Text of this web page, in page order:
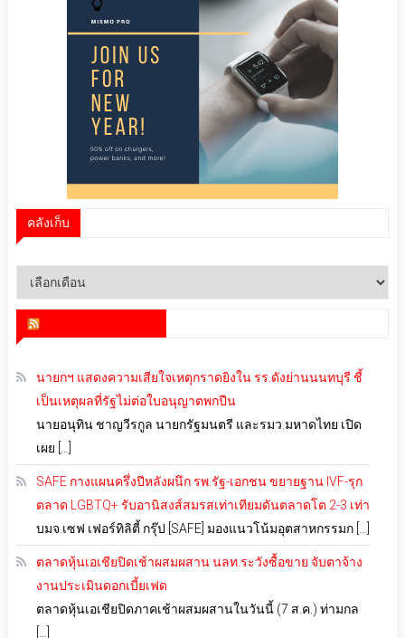
คลังเก็บ
คลัง
นายกฯ แสดงความเสียใจเหตุกราดยิงใน รร.ดังย่านนนทบุรี ชี้
เป็นเหตุผลที่รัฐไม่ต่อใบอนุญาตพกปืน
นายอนุทิน ชาญวีรกูล นายกรัฐมนตรี และรมว.มหาดไทย เปิด
เผย […]
SAFE กางแผนครึ่งปีหลังผนึก รพ.รัฐ-เอกชน ขยายฐาน IVF-รุก
ตลาด LGBTQ+ รับอานิสงส์สมรสเท่าเทียมดันตลาดโต 2-3 เท่า
บมจ.เซฟ เฟอร์ทิลิตี้ กรุ๊ป [SAFE] มองแนวโน้มอุตสาหกรรมก […]
ตลาดหุ้นเอเชียปิดเช้าผสมผสาน นลท.ระวังซื้อขาย จับตาจ้าง
งานประเมินดอกเบี้ยเฟด
ตลาดหุ้นเอเชียปิดภาคเช้าผสมผสานในวันนี้ (7 ส.ค.) ท่ามกล